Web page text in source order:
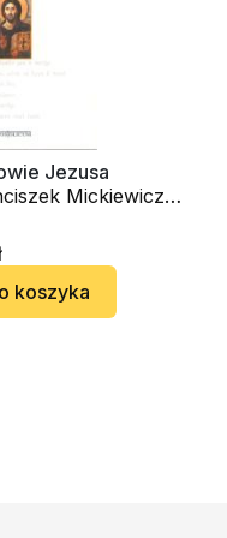
Jezusa
Mickiewicz
koszyka